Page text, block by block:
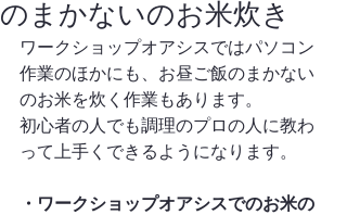
のまかないのお米炊き
ワークショップオアシスではパソコン
作業のほかにも、お昼ご飯のまかない
のお米を炊く作業もあります。
初心者の人でも調理のプロの人に教わ
って上手くできるようになります。
・ワークショップオアシスでのお米の